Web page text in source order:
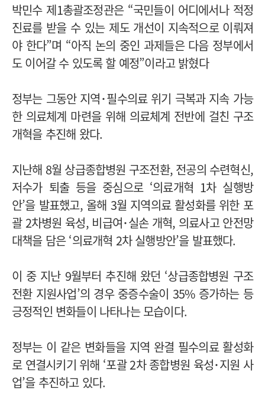
박민수 제1총괄조정관은 “국민들이 어디에서나 적정
진료를 받을 수 있는 제도 개선이 지속적으로 이뤄져
야 한다”며 “아직 논의 중인 과제들은 다음 정부에서
도 이어갈 수 있도록 할 예정”이라고 밝혔다
정부는 그동안 지역･필수의료 위기 극복과 지속 가능
한 의료체계 마련을 위해 의료체계 전반에 걸친 구조
개혁을 추진해 왔다.
지난해 8월 상급종합병원 구조전환, 전공의 수련혁신,
저수가 퇴출 등을 중심으로 ‘의료개혁 1차 실행방
안’을 발표했고, 올해 3월 지역의료 활성화를 위한 포
괄 2차병원 육성, 비급여･실손 개혁, 의료사고 안전망
대책을 담은 ‘의료개혁 2차 실행방안’을 발표했다.
이 중 지난 9월부터 추진해 왔던 ‘상급종합병원 구조
전환 지원사업’의 경우 중증수술이 35% 증가하는 등
긍정적인 변화들이 나타나는 모습이다.
정부는 이 같은 변화들을 지역 완결 필수의료 활성화
로 연결시키기 위해 ‘포괄 2차 종합병원 육성･지원 사
업’을 추진하고 있다.